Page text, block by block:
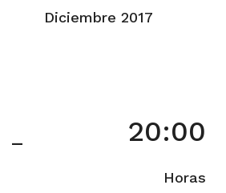
Diciembre 2017
– 20:00
Horas